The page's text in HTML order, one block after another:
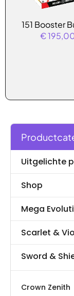
151 Booster
€
Uitgelichte
Shop
Mega
Scarlet &
Sword &
Crown Zenith